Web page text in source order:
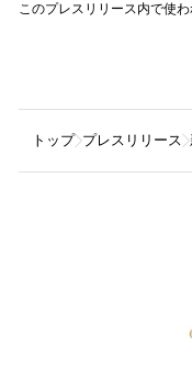
このプレスリリース内で使
トップ プレスリリース